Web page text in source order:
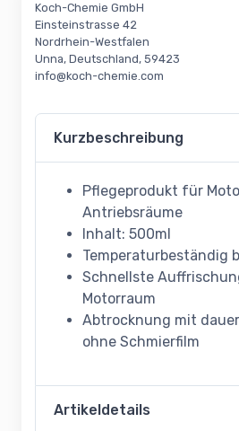
Koch-Chemie GmbH
Einsteinstrasse 42
Nordrhein-Westfalen
Unna, Deutschland, 59423
info@koch-chemie.com
Kurzbeschreibung
Pflegeprodukt für
Antriebsräume
Inhalt: 500ml
Temperaturbeständig
Schnellste
Motorraum
Abtrocknung mit
ohne Schmierfilm
Artikeldetails